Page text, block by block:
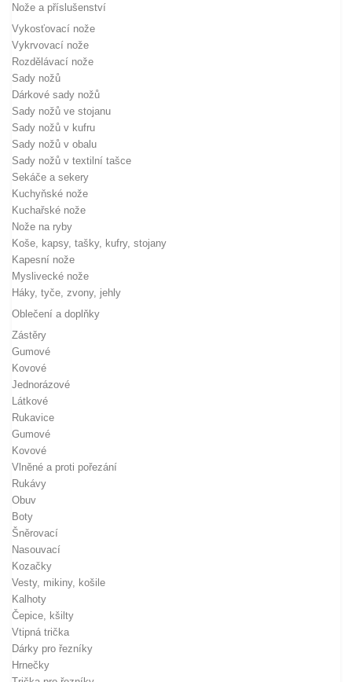
Nože a příslušenství
Vykosťovací nože
Vykrvovací nože
Rozdělávací nože
Sady nožů
Dárkové sady nožů
Sady nožů ve stojanu
Sady nožů v kufru
Sady nožů v obalu
Sady nožů v textilní tašce
Sekáče a sekery
Kuchyňské nože
Kuchařské nože
Nože na ryby
Koše, kapsy, tašky, kufry, stojany
Kapesní nože
Myslivecké nože
Háky, tyče, zvony, jehly
Oblečení a doplňky
Zástěry
Gumové
Kovové
Jednorázové
Látkové
Rukavice
Gumové
Kovové
Vlněné a proti pořezání
Rukávy
Obuv
Boty
Šněrovací
Nasouvací
Kozačky
Vesty, mikiny, košile
Kalhoty
Čepice, kšilty
Vtipná trička
Dárky pro řezníky
Hrnečky